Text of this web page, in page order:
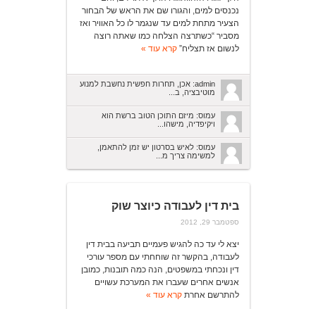
נכנסים למים, והגורו שם את הראש של הבחור
הצעיר מתחת למים עד שנגמר לו כל האוויר ואז
מסביר “כשתרצה הצלחה כמו שאתה רוצה
לנשום אז תצליח”קרא עוד »
admin: אכן, תחרות חפשית נחשבת למנוע
מוטיבציה, ב...
עמוס: מיזם התוכן הטוב ברשת הוא
ויקיפדיה, מישהו...
עמוס: לאיש בסרטון יש זמן להתאמן,
למשימה צריך מ...
בית דין לעבודה כיוצר שוק
ספטמבר 29, 2012
יצא לי עד כה להגיש פעמיים תביעה בבית דין
לעבודה, בהקשר זה שוחחתי עם מספר עורכי
דין ונכחתי במשפטים, הנה כמה תובנות, כמובן
אנשים אחרים שעברו את המערכת עשויים
להתרשם אחרתקרא עוד »